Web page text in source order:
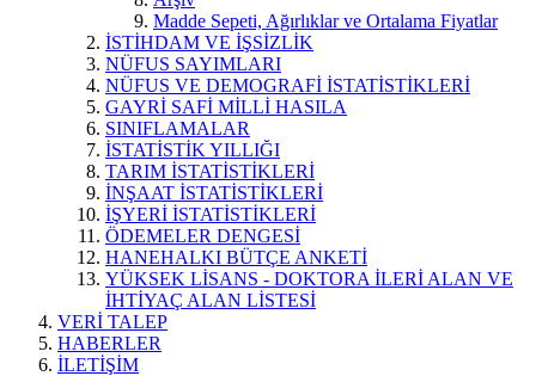
Madde Sepeti, Ağırlıklar ve Ortalama Fiyatlar
İSTİHDAM VE İŞSİZLİK
NÜFUS SAYIMLARI
NÜFUS VE DEMOGRAFİ İSTATİSTİKLERİ
GAYRİ SAFİ MİLLİ HASILA
SINIFLAMALAR
İSTATİSTİK YILLIĞI
TARIM İSTATİSTİKLERİ
İNŞAAT İSTATİSTİKLERİ
İŞYERİ İSTATİSTİKLERİ
ÖDEMELER DENGESİ
HANEHALKI BÜTÇE ANKETİ
YÜKSEK LİSANS - DOKTORA İLERİ ALAN VE
İHTİYAÇ ALAN LİSTESİ
VERİ TALEP
HABERLER
İLETİŞİM